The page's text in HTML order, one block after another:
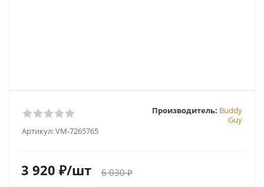
Артикул:VM-7265765
Производитель: Buddy
Guy
3 920 ₽/шт 6 030₽